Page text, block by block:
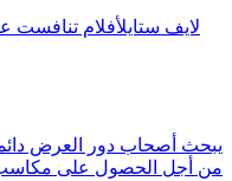
يبحث أصحاب دور العرض
من أجل الحصول على